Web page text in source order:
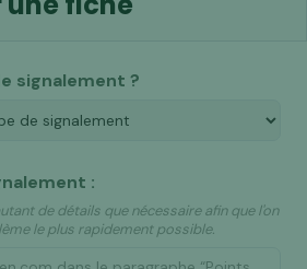
signalement ?
:
de détails que nécessaire afin que l'on
le plus rapidement possible.